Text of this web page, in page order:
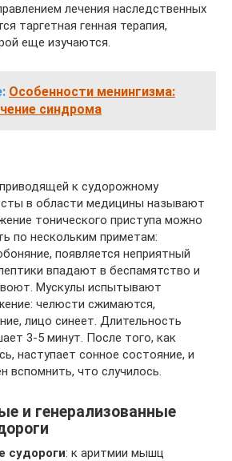
лечения наследственных
таргетная генная терапия,
еще изучаются.
Особенности менингизма:
синдрома
к судорожному
в области медицины называют
тонического приступа можно
по нескольким приметам:
появляется неприятный
впадают в беспамятство и
воют. Мускулы испытывают
челюсти сжимаются,
лицо синеет. Длительность
3-5 минут. После того, как
наступает сонное состояние, и
вспомнить, что случилось.
и генерализованные
судороги: к аритмии мышц